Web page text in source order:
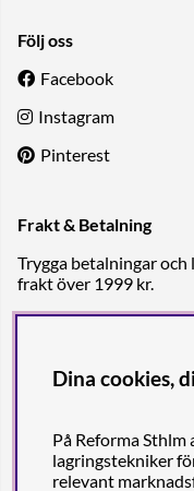
Följ oss
Facebook
Instagram
Pinterest
Frakt & Betalning
Trygga betalningar och
frakt över 1999 kr.
Dina cookies,
På Reforma
lagringstekniker
relevant